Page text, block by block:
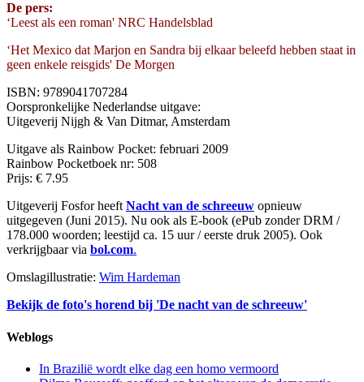
De pers:
‘Leest als een roman' NRC Handelsblad
‘Het Mexico dat Marjon en Sandra bij elkaar beleefd hebben staat in
geen enkele reisgids' De Morgen
ISBN: 9789041707284
Oorspronkelijke Nederlandse uitgave:
Uitgeverij Nijgh & Van Ditmar, Amsterdam
Uitgave als Rainbow Pocket: februari 2009
Rainbow Pocketboek nr: 508
Prijs: € 7.95
Uitgeverij Fosfor heeft Nacht van de schreeuw opnieuw
uitgegeven (Juni 2015). Nu ook als E-book (ePub zonder DRM /
178.000 woorden; leestijd ca. 15 uur / eerste druk 2005). Ook
verkrijgbaar via bol.com.
Omslagillustratie: Wim Hardeman
Bekijk de foto's horend bij 'De nacht van de schreeuw'
Weblogs
In Brazilië wordt elke dag een homo vermoord